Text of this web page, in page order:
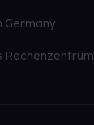
Germany